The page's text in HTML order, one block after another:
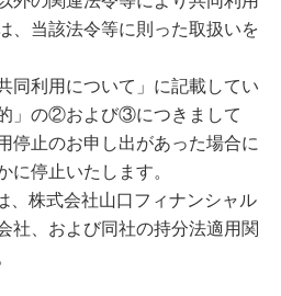
、当該法令等に則った取扱いを
同利用について」に記載してい
」の②および③につきまして
停止のお申し出があった場合に
に停止いたします。
、株式会社山口フィナンシャル
社、および同社の持分法適用関